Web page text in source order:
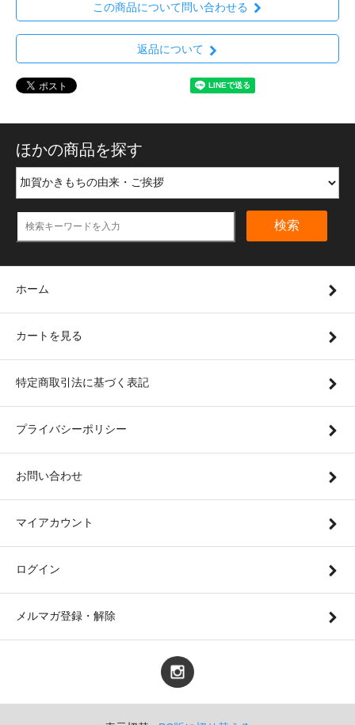
この商品について問い合わせる
返品について
ほかの商品を探す
検索
ホーム
カートを見る
特定商取引法に基づく表記
プライバシーポリシー
お問い合わせ
マイアカウント
ログイン
メルマガ登録・解除